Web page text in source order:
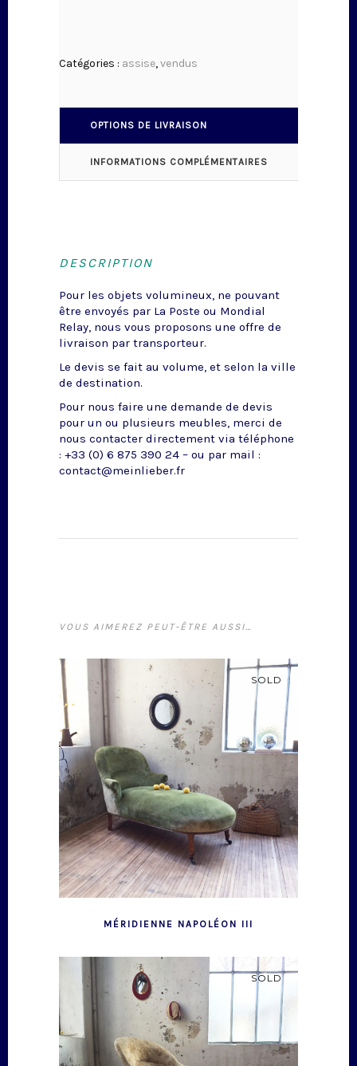
Catégories : assise,vendus
OPTIONS DE LIVRAISON
INFORMATIONS COMPLÉMENTAIRES
DESCRIPTION
Pour les objets volumineux, ne pouvant
être envoyés par La Poste ou Mondial
Relay, nous vous proposons une offre de
livraison par transporteur.
Le devis se fait au volume, et selon la ville
de destination.
Pour nous faire une demande de devis
pour un ou plusieurs meubles, merci de
nous contacter directement via téléphone
: +33 (0) 6 875 390 24 – ou par mail :
contact@meinlieber.fr
VOUS AIMEREZ PEUT-ÊTRE AUSSI…
SOLD
MÉRIDIENNE NAPOLÉON III
SOLD